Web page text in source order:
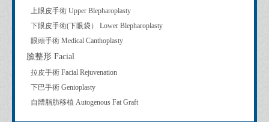
上眼皮手術 Upper Blepharoplasty
下眼皮手術(下眼袋） Lower Blepharoplasty
眼頭手術 Medical Canthoplasty
臉整形 Facial
拉皮手術 Facial Rejuvenation
下巴手術 Genioplasty
自體脂肪移植 Autogenous Fat Graft